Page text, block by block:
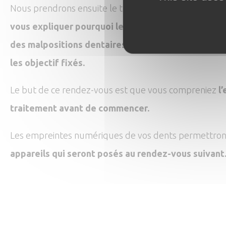
Nous prendrons ensuite le temps de regarder
vous expliquer pourquoi le traitement est
des malpositions dentaires et quelle technique
les objectif fixés.
Le but de ce rendez-vous est que vous compreniez
traitement avant de commencer.
Les empreintes numériques de vos dents
appareils qui seront posés au rendez-vous suivant.